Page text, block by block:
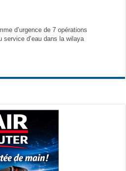
d’urgence de 7 opérations
service d’eau dans la wilaya